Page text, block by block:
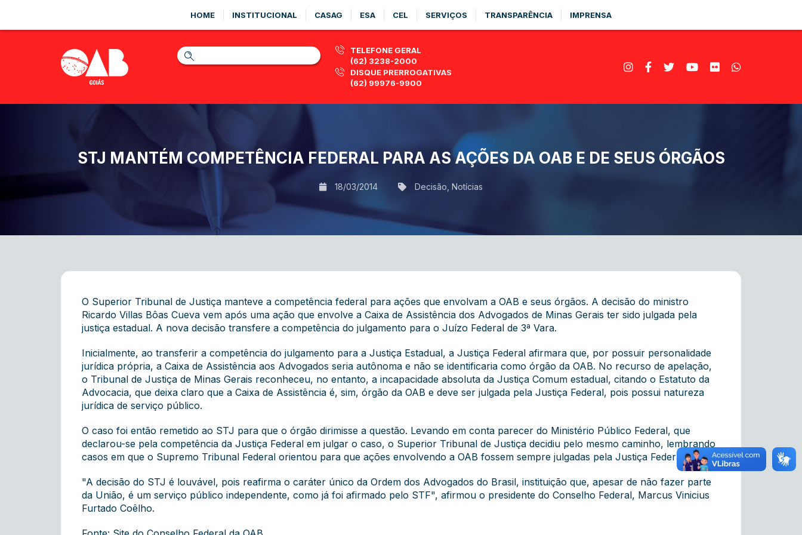
HOME INSTITUCIONAL CASAG ESA CEL SERVIÇOS TRANSPARÊNCIA IMPRENSA
TELEFONE GERAL
(62) 3238-2000
DISQUE PRERROGATIVAS
(62) 99976-9900
STJ MANTÉM COMPETÊNCIA FEDERAL PARA AS AÇÕES DA OAB E DE SEUS ÓRGÃOS
18/03/2014 Decisão Notícias
O Superior Tribunal de Justiça manteve a competência federal para ações que envolvam a OAB e seus órgãos. A decisão do ministro
Ricardo Villas Bôas Cueva vem após uma ação que envolve a Caixa de Assistência dos Advogados de Minas Gerais ter sido julgada pela
justiça estadual. A nova decisão transfere a competência do julgamento para o Juízo Federal de 3ª Vara.
Inicialmente, ao transferir a competência do julgamento para a Justiça Estadual, a Justiça Federal afirmara que, por possuir personalidade
jurídica própria, a Caixa de Assistência aos Advogados seria autônoma e não se identificaria como órgão da OAB. No recurso de apelação,
o Tribunal de Justiça de Minas Gerais reconheceu, no entanto, a incapacidade absoluta da Justiça Comum estadual, citando o Estatuto da
Advocacia, que deixa claro que a Caixa de Assistência é, sim, órgão da OAB e deve ser julgada pela Justiça Federal, pois possui natureza
jurídica de serviço público.
O caso foi então remetido ao STJ para que o órgão dirimisse a questão. Levando em conta parecer do Ministério Público Federal, que
declarou-se pela competência da Justiça Federal em julgar o caso, o Superior Tribunal de Justiça decidiu pelo mesmo caminho, lembrando
casos em que o Supremo Tribunal Federal orientou para que ações envolvendo a OAB fossem sempre julgadas pela Justiça Federal.
"A decisão do STJ é louvável, pois reafirma o caráter único da Ordem dos Advogados do Brasil, instituição que, apesar de não fazer parte
da União, é um serviço público independente, como já foi afirmado pelo STF", afirmou o presidente do Conselho Federal, Marcus Vinicius
Furtado Coêlho.